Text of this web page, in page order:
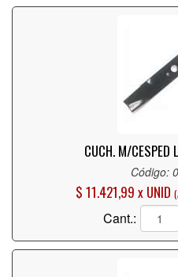
CUCH. M/
Código:
$ 11.421,99 x UNID
Cant.: